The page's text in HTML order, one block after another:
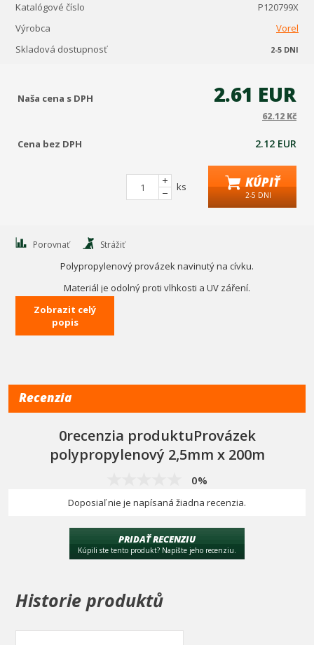
Katalógové číslo
P120799X
Výrobca
Vorel
Skladová dostupnosť
2-5 DNI
Naša cena s DPH 2.61 EUR
62.12 Kč
Cena bez DPH 2.12 EUR
ks KÚPIŤ
2-5 DNI
Porovnať Strážiť
Polypropylenový provázek navinutý na cívku.
Materiál je odolný proti vlhkosti a UV záření.
Zobrazit celý
popis
Recenzia
0recenzia produktuProvázek
polypropylenový 2,5mm x 200m
0%
Doposiaľ nie je napísaná žiadna recenzia.
PRIDAŤ RECENZIU
Kúpili ste tento produkt? Napíšte jeho recenziu.
Historie produktů